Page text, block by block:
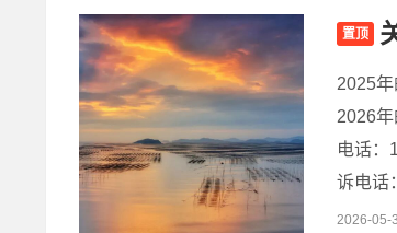
置顶
2025
2026
电话：
诉电话
2026-05-